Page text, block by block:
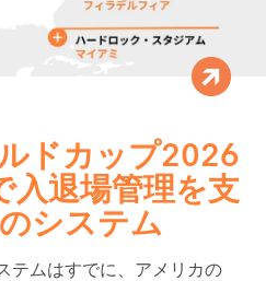
ドカップ2026
入退場管理を支
システム
テムはすでに、アメリカの